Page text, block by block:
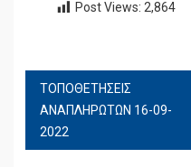
Post Views: 2,864
ΆΡΘΡΩΝ
ΤΟΠΟΘΕΤΗΣΕΙΣ
ΑΝΑΠΛΗΡΩΤΩΝ 16-09-
2022